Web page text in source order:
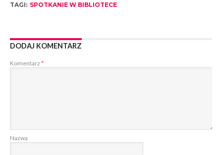
TAGI: SPOTKANIE W BIBLIOTECE
DODAJ KOMENTARZ
Komentarz *
Nazwa